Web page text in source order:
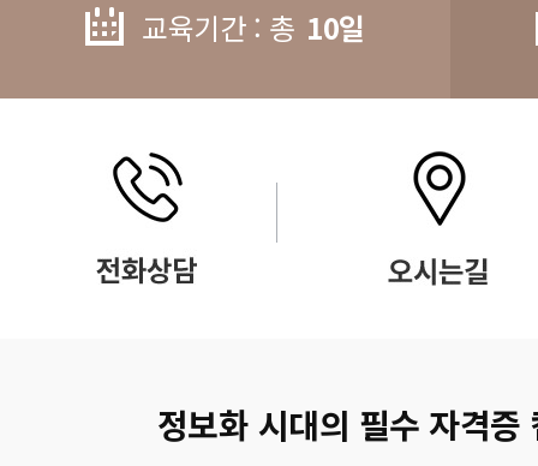
교육기간 : 총 10일
정보화 시대의 필수 자격증